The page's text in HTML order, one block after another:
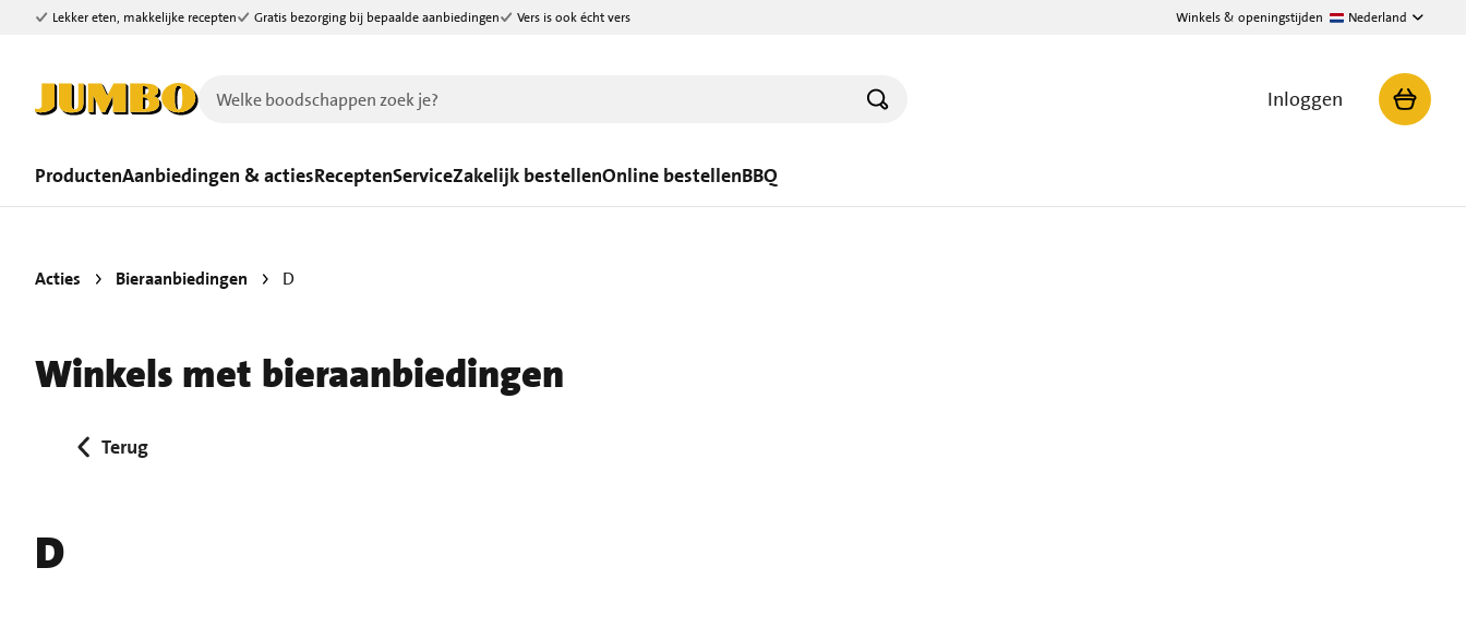
Ga naar zoeken
Ga naar hoofdinhoud
Lekker eten, makkelijke recepten Gratis bezorging bij bepaalde aanbiedingen Vers is ook écht vers Winkels & openingstijden Nederland
Inloggen
ProductenAanbiedingen & actiesReceptenServiceZakelijk bestellenOnline bestellenBBQ
Acties Bieraanbiedingen D
Winkels met bieraanbiedingen
Terug
D